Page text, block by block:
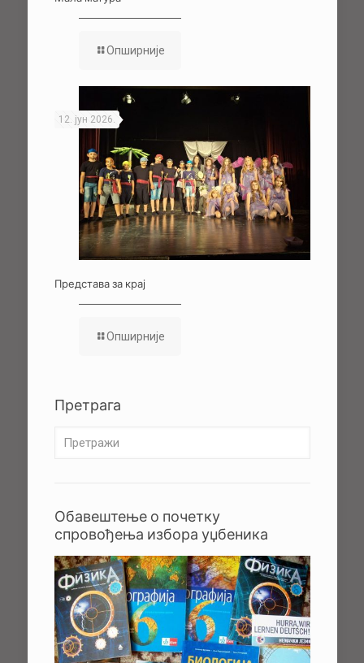
Опширније
12. јун 2026.
Представа за крај
Опширније
Претрага
Обавештење о почетку
спровођења избора уџбеника